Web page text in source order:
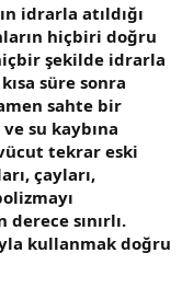
idrarla atıldığı
hiçbiri doğru
şekilde idrarla
süre sonra
sahte bir
su kaybına
tekrar eski
çayları,
sınırlı.
kullanmak doğru